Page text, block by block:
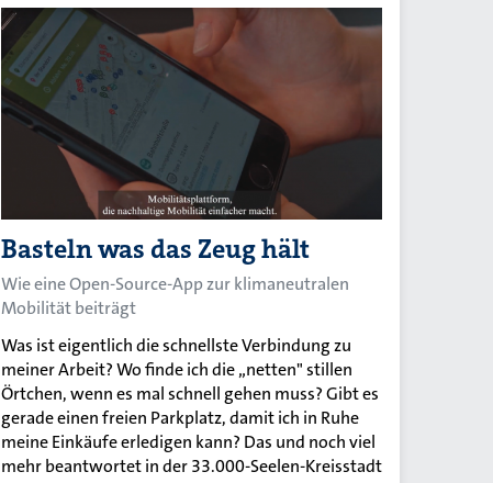
Basteln was das Zeug hält
Wie eine Open-Source-App zur klimaneutralen
Mobilität beiträgt
Was ist eigentlich die schnellste Verbindung zu
meiner Arbeit? Wo finde ich die „netten" stillen
Örtchen, wenn es mal schnell gehen muss? Gibt es
gerade einen freien Parkplatz, damit ich in Ruhe
meine Einkäufe erledigen kann? Das und noch viel
mehr beantwortet in der 33.000-Seelen-Kreisstadt